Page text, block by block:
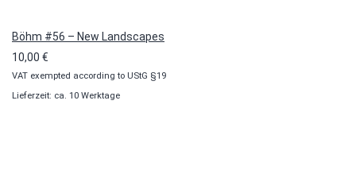
Böhm #56 – New Landscapes
10,00 €
VAT exempted according to UStG §19
Lieferzeit: ca. 10 Werktage